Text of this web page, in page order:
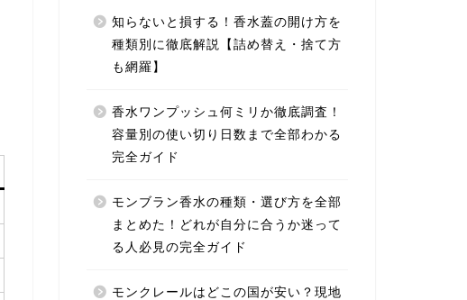
知らないと損する！香水蓋の開け方を
種類別に徹底解説【詰め替え・捨て方
も網羅】
香水ワンプッシュ何ミリか徹底調査！
容量別の使い切り日数まで全部わかる
完全ガイド
モンブラン香水の種類・選び方を全部
まとめた！どれが自分に合うか迷って
る人必見の完全ガイド
モンクレールはどこの国が安い？現地